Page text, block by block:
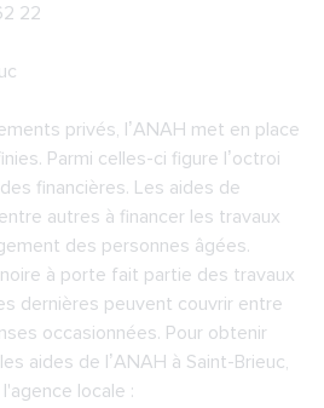
22
privés, l’ANAH met en place
Parmi celles-ci figure l’octroi
financières. Les aides de
autres à financer les travaux
des personnes âgées.
à porte fait partie des travaux
dernières peuvent couvrir entre
occasionnées. Pour obtenir
aides de l’ANAH à Saint-Brieuc,
locale :